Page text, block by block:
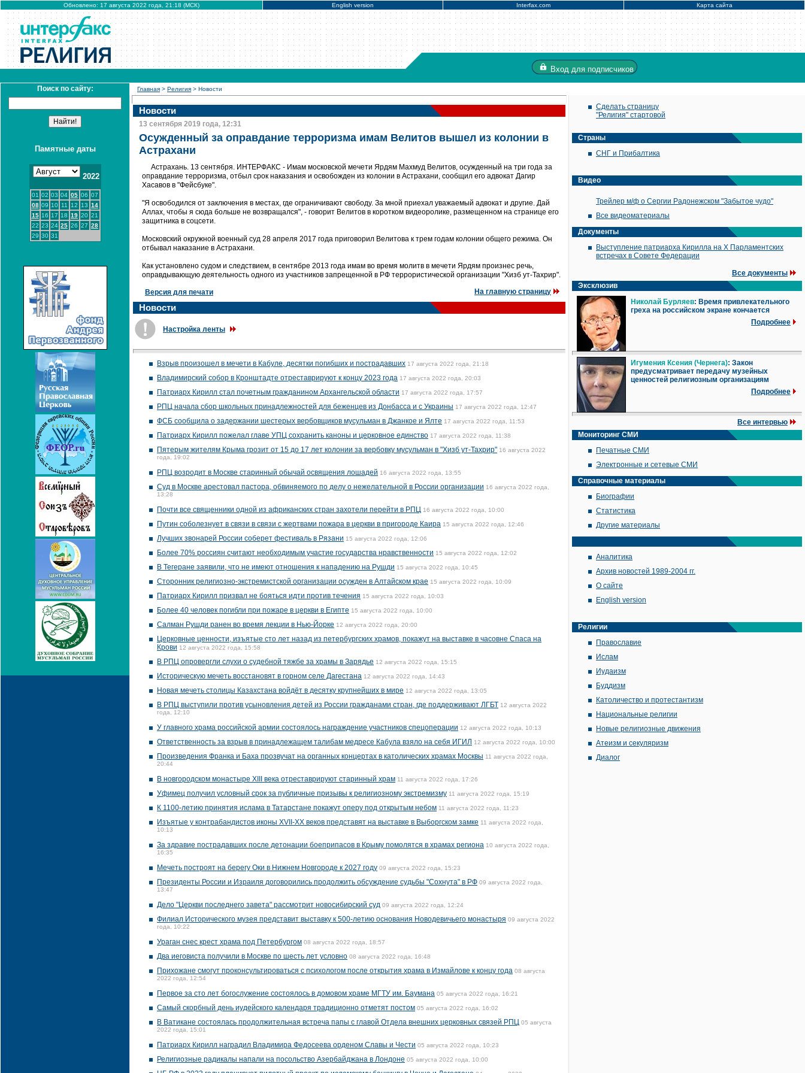
Обновлено: 17 августа 2022 года, 21:18 (МСК) English version Interfax.com Карта сайта
Вход для подписчиков
Поиск по сайту:
Памятные даты
2022
01 02 03 04 05 06 07
08 09 10 11 12 13 14
15 16 17 18 19 20 21
22 23 24 25 26 27 28
29 30 31
Главная > Религия > Новости
Новости
13 сентября 2019 года, 12:31
Осужденный за оправдание терроризма имам Велитов вышел из колонии в
Астрахани
Астрахань. 13 сентября. ИНТЕРФАКС - Имам московской мечети Ярдям Махмуд Велитов, осужденный на три года за
оправдание терроризма, отбыл срок наказания и освобожден из колонии в Астрахани, сообщил его адвокат Дагир
Хасавов в "Фейсбуке".
"Я освободился от заключения в местах, где ограничивают свободу. За мной приехал уважаемый адвокат и другие. Дай
Аллах, чтобы я сюда больше не возвращался", - говорит Велитов в коротком видеоролике, размещенном на странице его
защитника в соцсети.
Московский окружной военный суд 28 апреля 2017 года приговорил Велитова к трем годам колонии общего режима. Он
отбывал наказание в Астрахани.
Как установлено судом и следствием, в сентябре 2013 года имам во время молитв в мечети Ярдям произнес речь,
оправдывающую деятельность одного из участников запрещенной в РФ террористической организации "Хизб ут-Тахрир".
Версия для печати На главную страницу
Новости
Настройка ленты
Взрыв произошел в мечети в Кабуле, десятки погибших и пострадавших 17 августа 2022 года, 21:18
Владимирский собор в Кронштадте отреставрируют к концу 2023 года 17 августа 2022 года, 20:03
Патриарх Кирилл стал почетным гражданином Архангельской области 17 августа 2022 года, 17:57
РПЦ начала сбор школьных принадлежностей для беженцев из Донбасса и с Украины 17 августа 2022 года, 12:47
ФСБ сообщила о задержании шестерых вербовщиков мусульман в Джанкое и Ялте 17 августа 2022 года, 11:53
Патриарх Кирилл пожелал главе УПЦ сохранить каноны и церковное единство 17 августа 2022 года, 11:38
Пятерым жителям Крыма грозит от 15 до 17 лет колонии за вербовку мусульман в "Хизб ут-Тахрир" 16 августа 2022
года, 19:02
РПЦ возродит в Москве старинный обычай освящения лошадей 16 августа 2022 года, 13:55
Суд в Москве арестовал пастора, обвиняемого по делу о нежелательной в России организации 16 августа 2022 года,
13:28
Почти все священники одной из африканских стран захотели перейти в РПЦ 16 августа 2022 года, 10:00
Путин соболезнует в связи в связи с жертвами пожара в церкви в пригороде Каира 15 августа 2022 года, 12:46
Лучших звонарей России соберет фестиваль в Рязани 15 августа 2022 года, 12:06
Более 70% россиян считают необходимым участие государства нравственности 15 августа 2022 года, 12:02
В Тегеране заявили, что не имеют отношения к нападению на Рушди 15 августа 2022 года, 10:45
Сторонник религиозно-экстремистской организации осужден в Алтайском крае 15 августа 2022 года, 10:09
Патриарх Кирилл призвал не бояться идти против течения 15 августа 2022 года, 10:03
Более 40 человек погибли при пожаре в церкви в Египте 15 августа 2022 года, 10:00
Салман Рушди ранен во время лекции в Нью-Йорке 12 августа 2022 года, 20:00
Церковные ценности, изъятые сто лет назад из петербургских храмов, покажут на выставке в часовне Спаса на
Крови 12 августа 2022 года, 15:58
В РПЦ опровергли слухи о судебной тяжбе за храмы в Зарядье 12 августа 2022 года, 15:15
Историческую мечеть восстановят в горном селе Дагестана 12 августа 2022 года, 14:43
Новая мечеть столицы Казахстана войдёт в десятку крупнейших в мире 12 августа 2022 года, 13:05
В РПЦ выступили против усыновления детей из России гражданами стран, где поддерживают ЛГБТ 12 августа 2022
года, 12:10
У главного храма российской армии состоялось награждение участников спецоперации 12 августа 2022 года, 10:13
Ответственность за взрыв в принадлежащем талибам медресе Кабула взяло на себя ИГИЛ 12 августа 2022 года, 10:00
Произведения Франка и Баха прозвучат на органных концертах в католических храмах Москвы 11 августа 2022 года,
20:44
В новгородском монастыре XIII века отреставрируют старинный храм 11 августа 2022 года, 17:26
Уфимец получил условный срок за публичные призывы к религиозному экстремизму 11 августа 2022 года, 15:19
К 1100-летию принятия ислама в Татарстане покажут оперу под открытым небом 11 августа 2022 года, 11:23
Изъятые у контрабандистов иконы XVII-XX веков представят на выставке в Выборгском замке 11 августа 2022 года,
10:13
За здравие пострадавших после детонации боеприпасов в Крыму помолятся в храмах региона 10 августа 2022 года,
16:35
Мечеть построят на берегу Оки в Нижнем Новгороде к 2027 году 09 августа 2022 года, 15:23
Президенты России и Израиля договорились продолжить обсуждение судьбы "Сохнута" в РФ 09 августа 2022 года,
13:47
Дело "Церкви последнего завета" рассмотрит новосибирский суд 09 августа 2022 года, 12:24
Филиал Исторического музея представит выставку к 500-летию основания Новодевичьего монастыря 09 августа 2022
года, 10:22
Ураган снес крест храма под Петербургом 08 августа 2022 года, 18:57
Два иеговиста получили в Москве по шесть лет условно 08 августа 2022 года, 16:48
Прихожане смогут проконсультироваться с психологом после открытия храма в Измайлове к концу года 08 августа
2022 года, 12:54
Первое за сто лет богослужение состоялось в домовом храме МГТУ им. Баумана 05 августа 2022 года, 16:21
Самый скорбный день иудейского календаря традиционно отметят постом 05 августа 2022 года, 16:02
В Ватикане состоялась продолжительная встреча папы с главой Отдела внешних церковных связей РПЦ 05 августа
2022 года, 15:01
Патриарх Кирилл наградил Владимира Федосеева орденом Славы и Чести 05 августа 2022 года, 10:23
Религиозные радикалы напали на посольство Азербайджана в Лондоне 05 августа 2022 года, 10:00
Сделать страницу
"Религия" стартовой
Страны
СНГ и Прибалтика
Видео
Трейлер м/ф о Сергии Радонежском "Забытое чудо"
Все видеоматериалы
Документы
Выступление патриарха Кирилла на X Парламентских
встречах в Совете Федерации
Все документы
Эксклюзив
Николай Бурляев: Время привлекательного
греха на российском экране кончается
Подробнее
Игумения Ксения (Чернега): Закон
предусматривает передачу музейных
ценностей религиозным организациям
Подробнее
Все интервью
Мониторинг СМИ
Печатные СМИ
Электронные и сетевые СМИ
Справочные материалы
Биографии
Статистика
Другие материалы
Аналитика
Архив новостей 1989-2004 гг.
О сайте
English version
Религии
Православие
Ислам
Иудаизм
Буддизм
Католичество и протестантизм
Национальные религии
Новые религиозные движения
Атеизм и секуляризм
Диалог